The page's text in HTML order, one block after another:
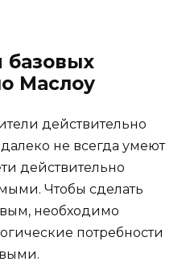
базовых
Маслоу
действительно
не всегда умеют
действительно
Чтобы сделать
необходимо
потребности